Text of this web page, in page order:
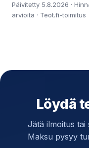
Päivitetty 5.8.2026 ·
arvioita · Teot.fi-toimitus
Löydä
Jätä ilmoitus tai
Maksu pysyy